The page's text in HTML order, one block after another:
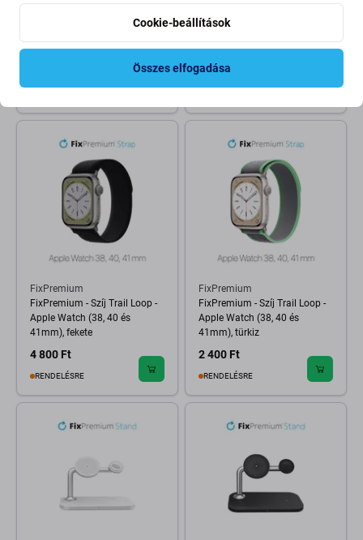
FixPremium
FixPremium - Szilikon Szíj -
41mm), piros
FixPremium
FixPremium - Szíj Milanese
41mm), ezüst
1 800 Ft
FixPremium
FixPremium - Szíj Trail Loop -
Apple Watch (38, 40 és
41mm), fekete
4 800 Ft
RENDELÉSRE
FixPremium
FixPremium - Szíj Trail Loop -
Apple Watch (38, 40 és
41mm), türkiz
2 400 Ft
RENDELÉSRE
Cookie-beállítások
Összes elfogadása